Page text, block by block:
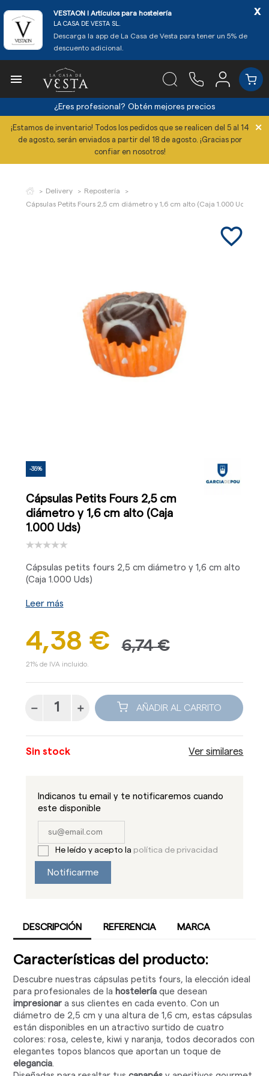
VESTAON l Artículos para hostelería
LA CASA DE VESTA SL.
Descarga la app de La Casa de Vesta para tener un 5% de
descuento adicional.
x

¿Eres profesional? Obtén mejores precios
¡Estamos de inventario! Todos los pedidos que se realicen del 5 al 14
de agosto, serán enviados a partir del 18 de agosto. ¡Gracias por
confiar en nosotros!
×
Delivery
Repostería
Cápsulas Petits Fours 2,5 cm diámetro y 1,6 cm alto (Caja 1.000 Uds)
favorite_border
-35%
Cápsulas Petits Fours 2,5 cm
diámetro y 1,6 cm alto (Caja
1.000 Uds)
Cápsulas petits fours 2,5 cm diámetro y 1,6 cm alto
(Caja 1.000 Uds)
Leer más
4,38 € 6,74 €
21% de IVA incluido.
AÑADIR AL CARRITO
Sin stock Ver similares
Indicanos tu email y te notificaremos cuando
este disponible
He leído y acepto la política de privacidad
Notificarme
DESCRIPCIÓN REFERENCIA MARCA
Características del producto:
Descubre nuestras cápsulas petits fours, la elección ideal
para profesionales de la hostelería que desean
impresionar a sus clientes en cada evento. Con un
diámetro de 2,5 cm y una altura de 1,6 cm, estas cápsulas
están disponibles en un atractivo surtido de cuatro
colores: rosa, celeste, kiwi y naranja, todos decorados con
elegantes topos blancos que aportan un toque de
elegancia.